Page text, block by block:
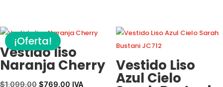
$1,060.00.$742.00.
¡Oferta!
Vestido liso
Naranja Cherry
$1,099.00 El
$769.00 El
IVA
Vestido Liso
Azul Cielo